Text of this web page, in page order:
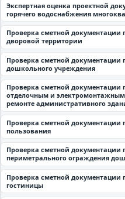
Экспертная оценка проектной
горячего водоснабжения
Проверка сметной документации
дворовой территории
Проверка сметной документации
дошкольного учреждения
Проверка сметной документации
отделочным и
ремонте административного
Проверка сметной документации
пользования
Проверка сметной документации
периметрального ограждения
Проверка сметной документации
гостиницы